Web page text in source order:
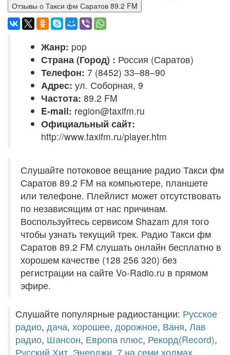
Отзывы о Такси фм Саратов 89.2 FM
Жанр: pop
Страна (Город) : Россия (Саратов)
Телефон: 7 (8452) 33–88–90
Адрес: ул. Соборная, 9
Частота: 89.2 FM
E-mail: region@taxifm.ru
Официальный сайт:
http://www.taxifm.ru/player.htm
Слушайте потоковое вещание радио Такси фм
Саратов 89.2 FM на компьютере, планшете
или телефоне. Плейлист может отсутствовать
по независящим от нас причинам.
Воспользуйтесь сервисом Shazam для того
чтобы узнать текущий трек. Радио Такси фм
Саратов 89.2 FM слушать онлайн бесплатно в
хорошем качестве (128 256 320) без
регистрации на сайте Vo-Radio.ru в прямом
эфире.
Слушайте популярные радиостанции: Русское
радио, дача, хорошее, дорожное, Ваня, Лав
радио, Шансон, Европа плюс, Рекорд(Record),
Русский Хит Энерджи 7 на семи холмах